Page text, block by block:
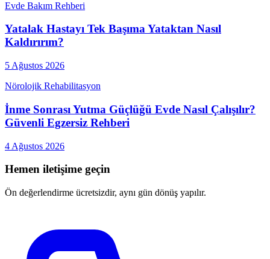
Evde Bakım Rehberi
Yatalak Hastayı Tek Başıma Yataktan Nasıl
Kaldırırım?
5 Ağustos 2026
Nörolojik Rehabilitasyon
İnme Sonrası Yutma Güçlüğü Evde Nasıl Çalışılır?
Güvenli Egzersiz Rehberi
4 Ağustos 2026
Hemen iletişime geçin
Ön değerlendirme ücretsizdir, aynı gün dönüş yapılır.